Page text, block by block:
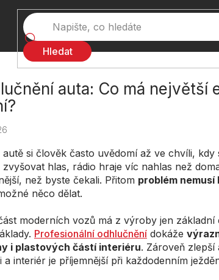
Hledat
auta: Co má
si člověk často uvědomí až ve chvíli,
zvyšovat hlas, rádio hraje víc nahlas než
než byste čekali. Přitom problém
něco dělat.
moderních vozů má z výroby jen
Profesionální odhlučnění dokáže
i plastových částí interiéru. Zároveň
a interiér je příjemnější při každodenním